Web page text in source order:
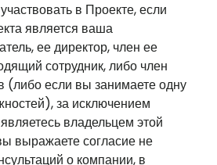
в Проекте, если
является ваша
ее директор, член ее
сотрудник, либо член
(либо если вы занимаете одну
за исключением
владельцем этой
выражаете согласие не
о компании, в